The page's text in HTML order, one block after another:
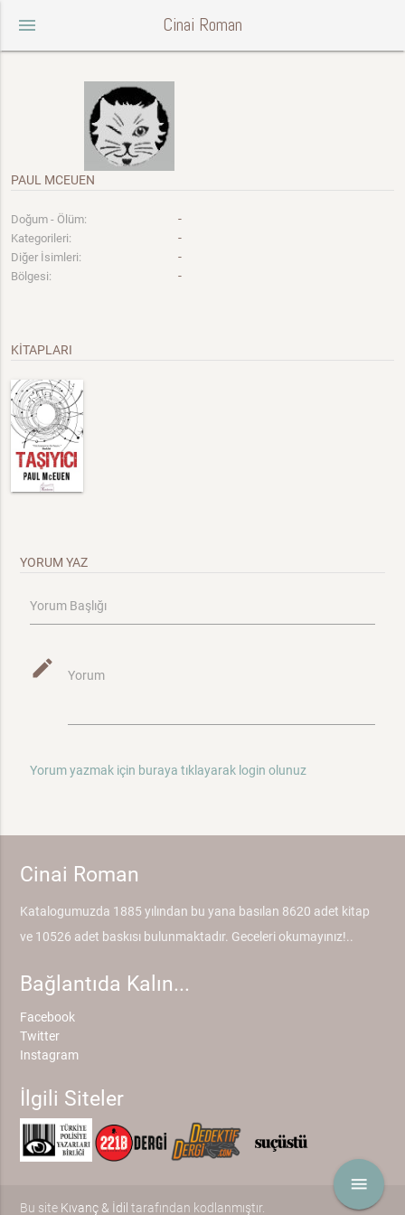
menu Cinai Roman
menu
PAUL MCEUEN
Doğum - Ölüm: -
Kategorileri: -
Diğer İsimleri: -
Bölgesi: -
KİTAPLARI
YORUM YAZ
Yorum Başlığı
mode_edit Yorum
Yorum yazmak için buraya tıklayarak login olunuz
Cinai Roman
Katalogumuzda 1885 yılından bu yana basılan 8620 adet kitap
ve 10526 adet baskısı bulunmaktadır. Geceleri okumayınız!..
Bağlantıda Kalın...
Facebook
Twitter
Instagram
İlgili Siteler
Bu site Kıvanç & İdil tarafından kodlanmıştır.